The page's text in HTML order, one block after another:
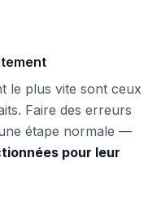
le plus vite sont ceux
Faire des erreurs
étape normale —
pour leur